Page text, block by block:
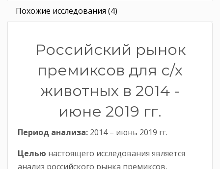
Похожие исследования (4)
Российский рынок
премиксов для с/х
животных в 2014 -
июне 2019 гг.
Период анализа: 2014 – июнь 2019 гг.
Целью настоящего исследования является
анализ российского рынка премиксов,